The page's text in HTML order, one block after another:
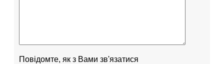
Повідомте, як з Вами зв'язатися